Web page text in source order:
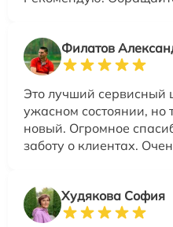
Филатов
Это лучший сервисный
ужасном состоянии, но
новый. Огромное
заботу о клиентах.
Худякова София